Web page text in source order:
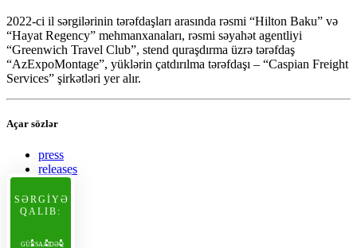
2022-ci il sərgilərinin tərəfdaşları arasında rəsmi “Hilton Baku” və
“Hayat Regency” mehmanxanaları, rəsmi səyahət agentliyi
“Greenwich Travel Club”, stend quraşdırma üzrə tərəfdaş
“AzExpoMontage”, yüklərin çatdırılma tərəfdaşı – “Caspian Freight
Services” şirkətləri yer alır.
Açar sözlər
press
releases
SƏRGİYƏ
QALIB:
GÜNSAATDƏQ